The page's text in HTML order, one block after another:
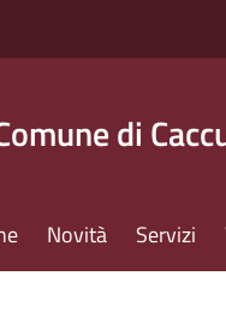
di
Novità Servizi